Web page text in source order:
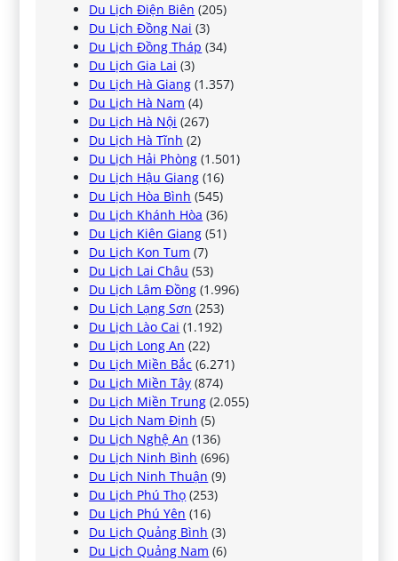
Du Lịch Điện Biên (205)
Du Lịch Đồng Nai (3)
Du Lịch Đồng Tháp (34)
Du Lịch Gia Lai (3)
Du Lịch Hà Giang (1.357)
Du Lịch Hà Nam (4)
Du Lịch Hà Nội (267)
Du Lịch Hà Tĩnh (2)
Du Lịch Hải Phòng (1.501)
Du Lịch Hậu Giang (16)
Du Lịch Hòa Bình (545)
Du Lịch Khánh Hòa (36)
Du Lịch Kiên Giang (51)
Du Lịch Kon Tum (7)
Du Lịch Lai Châu (53)
Du Lịch Lâm Đồng (1.996)
Du Lịch Lạng Sơn (253)
Du Lịch Lào Cai (1.192)
Du Lịch Long An (22)
Du Lịch Miền Bắc (6.271)
Du Lịch Miền Tây (874)
Du Lịch Miền Trung (2.055)
Du Lịch Nam Định (5)
Du Lịch Nghệ An (136)
Du Lịch Ninh Bình (696)
Du Lịch Ninh Thuận (9)
Du Lịch Phú Thọ (253)
Du Lịch Phú Yên (16)
Du Lịch Quảng Bình (3)
Du Lịch Quảng Nam (6)